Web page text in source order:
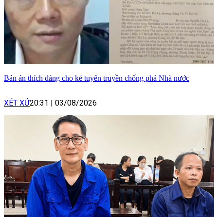
Bản án thích đáng cho kẻ tuyên truyền chống phá Nhà nước
XÉT XỬ20:31 03/08/2026